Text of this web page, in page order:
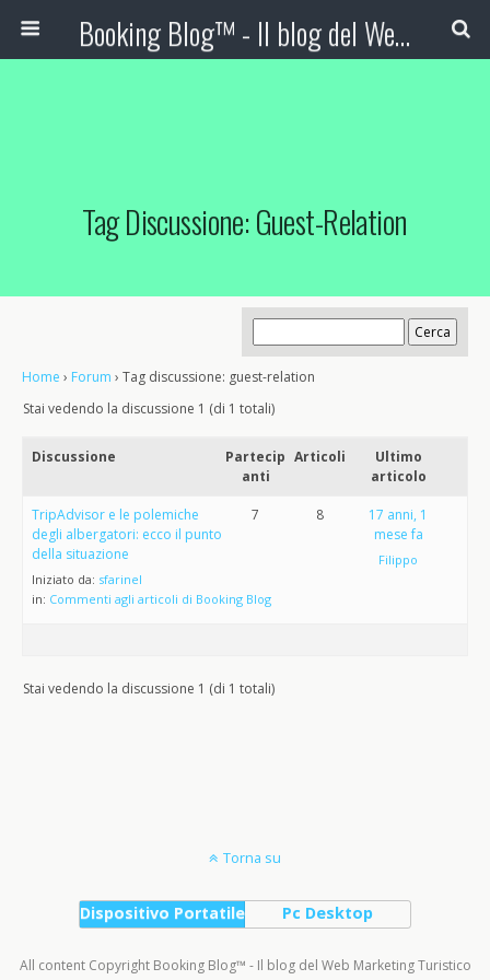
Booking Blog™ - Il blog del Web Marketing Turistico
Tag Discussione: Guest-Relation
Home › Forum › Tag discussione: guest-relation
Stai vedendo la discussione 1 (di 1 totali)
Discussione
Partecip
anti
Articoli
Ultimo
articolo
TripAdvisor e le polemiche
degli albergatori: ecco il punto
della situazione
Iniziato da: sfarinel
in: Commenti agli articoli di Booking Blog
7 8
17 anni, 1
mese fa
Filippo
Stai vedendo la discussione 1 (di 1 totali)
Torna su
Dispositivo Portatile Pc Desktop
All content Copyright Booking Blog™ - Il blog del Web Marketing Turistico